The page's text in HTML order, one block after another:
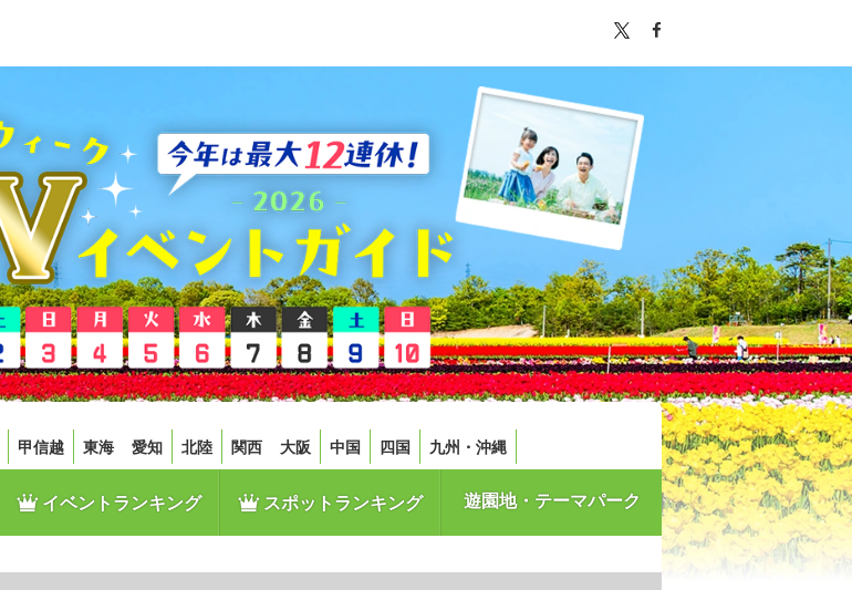
甲信越 東海 愛知 北陸 関西 大阪 中国 四国 九州・沖縄
イベントランキング スポットランキング 遊園地・テーマパーク